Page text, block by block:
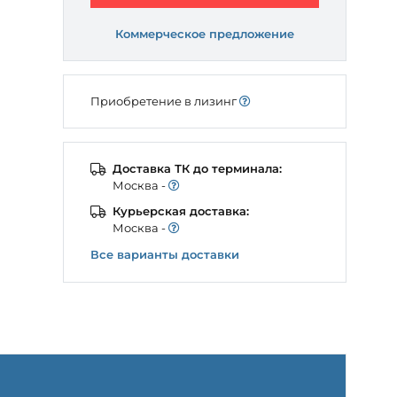
Коммерческое предложение
Приобретение в лизинг
Доставка ТК до терминала:
Моcква -
Курьерская доставка:
Моcква -
Все варианты доставки